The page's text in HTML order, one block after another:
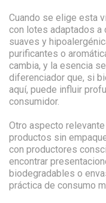
Cuando se elige esta
con lotes adaptados
suaves y
purificantes o
cambia, y la esencia
diferenciador que, si
aquí, puede influir
consumidor.
Otro aspecto
productos sin
con productores
encontrar
biodegradables o
práctica de consumo